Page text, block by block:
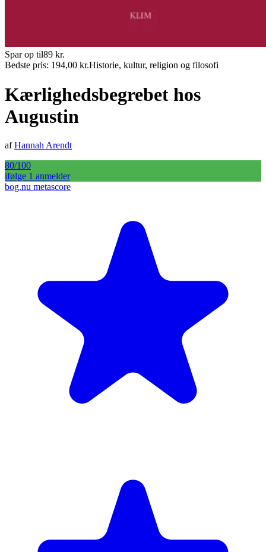
Spar op til89 kr.
Bedste pris: 194,00 kr.Historie, kultur, religion og filosofi
Kærlighedsbegrebet hos
Augustin
afHannah Arendt
80/100
ifølge 1 anmelder
bog.nu metascore